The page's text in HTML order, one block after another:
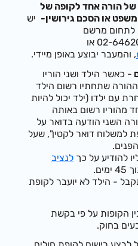
הורה אחד לקופה של
או הסכם גירושין-יש
מרשם
הבריאות באמצעות פקס' 02-6462029 או
יבוצע באופן מיידי.
כאשר הילד ושני הוריו
שתחתיו רשום הילד
ילדו (ילד יכול להיות
רשום באותה
השני הודעה בדואר על
דואר לקטין", שעל
להודיע על כךלנציב
- הילד לא יועבר לקופת
הקופות על פי בקשת
בחוק.